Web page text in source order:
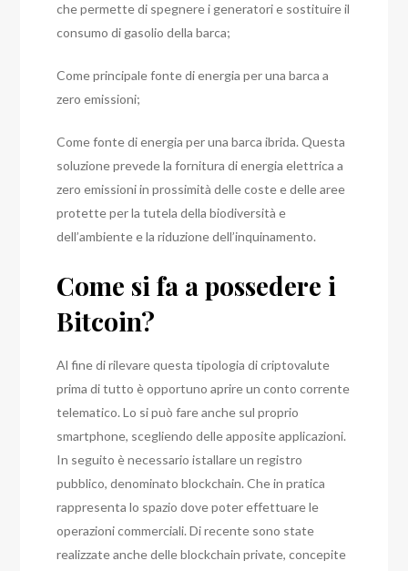
che permette di spegnerei generatori e sostituire il
consumo di gasolio della barca;
Come principale fonte di energia per una barca a
zero emissioni;
Come fonte di energia per una barca ibrida. Questa
soluzione prevede la fornitura di energia elettrica a
zero emissioni in prossimità delle coste e delle aree
protette per la tutela della biodiversità e
dell’ambiente e la riduzione dell’inquinamento.
Come si fa a possedere i
Bitcoin?
Al fine di rilevare questa tipologia di criptovalute
prima di tutto è opportuno aprire un conto corrente
telematico. Lo si può fare anche sul proprio
smartphone, scegliendo delle apposite applicazioni.
In seguito è necessario istallare un registro
pubblico, denominato blockchain. Che in pratica
rappresenta lo spazio dove poter effettuare le
operazioni commerciali. Di recente sono state
realizzate anche delle blockchain private, concepite